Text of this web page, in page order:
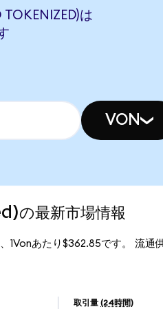
は
VON
最新市場情報
1Vonあたり$362.85です。 流
取引量 (24時間)